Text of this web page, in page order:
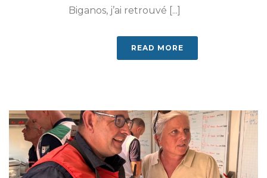
Biganos, j’ai retrouvé [...]
READ MORE